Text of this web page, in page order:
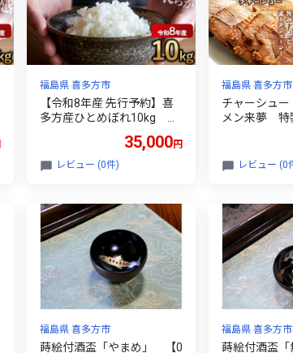
福島県 喜多方市
【令和8年産 先行予約】喜
多方産ひとめぼれ10kg
35,000円
レビュー (0件)
福島県 喜多方市
チャーシュ
メン来夢 特
方 喜多方
レビュー (0
福島県 喜多方市
蒔絵付酒盃「やまめ」 【0
福島県 喜多方市
蒔絵付酒盃